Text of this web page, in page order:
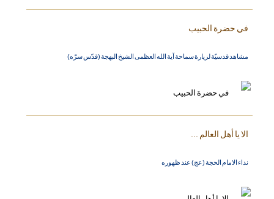
في حضرة الحبيب
مشاهد قدسيّة لزيارة سماحة آية الله العظمى الشيخ البهجة (قدّس سرّه)
الا يا أهل العالم ...
نداء الامام الحجة (عج) عند ظهوره